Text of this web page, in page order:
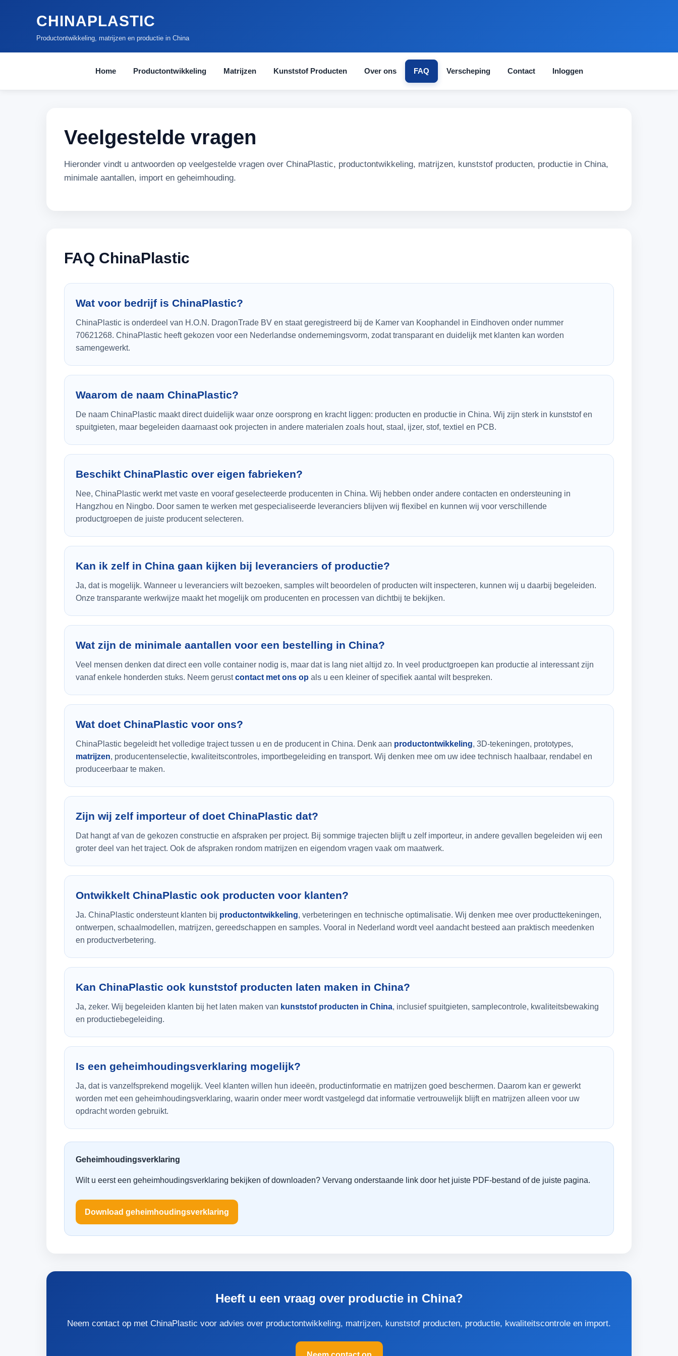
CHINAPLASTIC
Productontwikkeling, matrijzen en productie in China
Home Productontwikkeling Matrijzen Kunststof Producten Over ons FAQ Verscheping Contact Inloggen
Veelgestelde vragen
Hieronder vindt u antwoorden op veelgestelde vragen over ChinaPlastic, productontwikkeling, matrijzen, kunststof producten, productie in China,
minimale aantallen, import en geheimhouding.
FAQ ChinaPlastic
Wat voor bedrijf is ChinaPlastic?
ChinaPlastic is onderdeel van H.O.N. DragonTrade BV en staat geregistreerd bij de Kamer van Koophandel in Eindhoven onder nummer
70621268. ChinaPlastic heeft gekozen voor een Nederlandse ondernemingsvorm, zodat transparant en duidelijk met klanten kan worden
samengewerkt.
Waarom de naam ChinaPlastic?
De naam ChinaPlastic maakt direct duidelijk waar onze oorsprong en kracht liggen: producten en productie in China. Wij zijn sterk in kunststof en
spuitgieten, maar begeleiden daarnaast ook projecten in andere materialen zoals hout, staal, ijzer, stof, textiel en PCB.
Beschikt ChinaPlastic over eigen fabrieken?
Nee, ChinaPlastic werkt met vaste en vooraf geselecteerde producenten in China. Wij hebben onder andere contacten en ondersteuning in
Hangzhou en Ningbo. Door samen te werken met gespecialiseerde leveranciers blijven wij flexibel en kunnen wij voor verschillende
productgroepen de juiste producent selecteren.
Kan ik zelf in China gaan kijken bij leveranciers of productie?
Ja, dat is mogelijk. Wanneer u leveranciers wilt bezoeken, samples wilt beoordelen of producten wilt inspecteren, kunnen wij u daarbij begeleiden.
Onze transparante werkwijze maakt het mogelijk om producenten en processen van dichtbij te bekijken.
Wat zijn de minimale aantallen voor een bestelling in China?
Veel mensen denken dat direct een volle container nodig is, maar dat is lang niet altijd zo. In veel productgroepen kan productie al interessant zijn
vanaf enkele honderden stuks. Neem gerustcontact met ons op als u een kleiner of specifiek aantal wilt bespreken.
Wat doet ChinaPlastic voor ons?
ChinaPlastic begeleidt het volledige traject tussen u en de producent in China. Denk aan productontwikkeling, 3D-tekeningen, prototypes,
matrijzen, producentenselectie, kwaliteitscontroles, importbegeleiding en transport. Wij denken mee om uw idee technisch haalbaar, rendabel en
produceerbaar te maken.
Zijn wij zelf importeur of doet ChinaPlastic dat?
Dat hangt af van de gekozen constructie en afspraken per project. Bij sommige trajecten blijft u zelf importeur, in andere gevallen begeleiden wij een
groter deel van het traject. Ook de afspraken rondom matrijzen en eigendom vragen vaak om maatwerk.
Ontwikkelt ChinaPlastic ook producten voor klanten?
Ja. ChinaPlastic ondersteunt klanten bij productontwikkeling, verbeteringen en technische optimalisatie. Wij denken mee over producttekeningen,
ontwerpen, schaalmodellen, matrijzen, gereedschappen en samples. Vooral in Nederland wordt veel aandacht besteed aan praktisch meedenken
en productverbetering.
Kan ChinaPlastic ook kunststof producten laten maken in China?
Ja, zeker. Wij begeleiden klanten bij het laten maken van kunststof producten in China, inclusief spuitgieten, samplecontrole, kwaliteitsbewaking
en productiebegeleiding.
Is een geheimhoudingsverklaring mogelijk?
Ja, dat is vanzelfsprekend mogelijk. Veel klanten willen hun ideeën, productinformatie en matrijzen goed beschermen. Daarom kan er gewerkt
worden met een geheimhoudingsverklaring, waarin onder meer wordt vastgelegd dat informatie vertrouwelijk blijft en matrijzen alleen voor uw
opdracht worden gebruikt.
Geheimhoudingsverklaring
Wilt u eerst een geheimhoudingsverklaring bekijken of downloaden? Vervang onderstaande link door het juiste PDF-bestand of de juiste pagina.
Download geheimhoudingsverklaring
Heeft u een vraag over productie in China?
Neem contact op met ChinaPlastic voor advies over productontwikkeling, matrijzen, kunststof producten, productie, kwaliteitscontrole en import.